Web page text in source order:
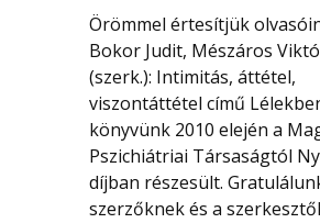
Örömmel értesítjük
Bokor Judit, Mészáros
(szerk.): Intimitás, áttétel,
viszontáttétel című
könyvünk 2010 elején a
Pszichiátriai Társaságtól
díjban részesült.
szerzőknek és a